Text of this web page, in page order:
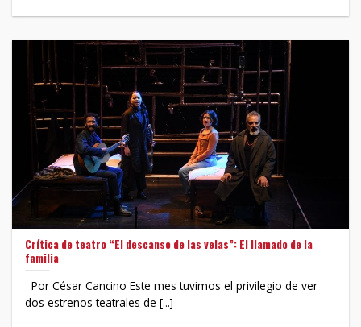
Crítica de teatro “El descanso de las velas”: El llamado de la
familia
Por César Cancino Este mes tuvimos el privilegio de ver
dos estrenos teatrales de [...]